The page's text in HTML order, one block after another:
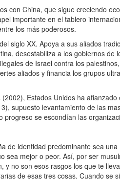
con China, que sigue creciendo
importante en el tablero
los más poderosos.
siglo XX. Apoya a sus aliados
desestabiliza a los gobiernos
de Israel contra los
aliados y financia los grupos
Estados Unidos ha
supuesto levantamiento de las
se escondían las
identidad predominante sea
sea mejor o peor. Así, por ser
no son esos rasgos los que te
de esas tres cosas. Cuando se